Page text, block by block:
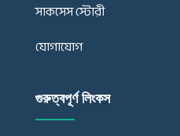
সাকসেস স্টোরী
যোগাযোগ
গুরুত্বপূর্ণ লিংকস